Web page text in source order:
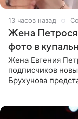
13 часов назад
Жена
фото в
Жена Евгения
подписчиков
Брухунова